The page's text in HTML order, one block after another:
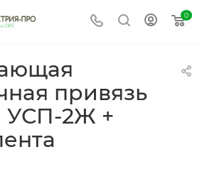
0
привязь
2Ж +